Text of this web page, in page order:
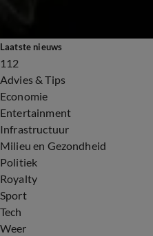
Laatste nieuws
112
Advies & Tips
Economie
Entertainment
Infrastructuur
Milieu en Gezondheid
Politiek
Royalty
Sport
Tech
Weer